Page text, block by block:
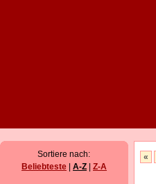
Sortiere nach:
Beliebteste
A-Z Z-A
«